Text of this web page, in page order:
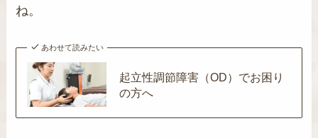
ね。
あわせて読みたい
起立性調節障害（OD）でお困り
の方へ